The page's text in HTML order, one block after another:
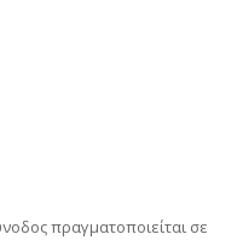
πραγματοποιείται σε